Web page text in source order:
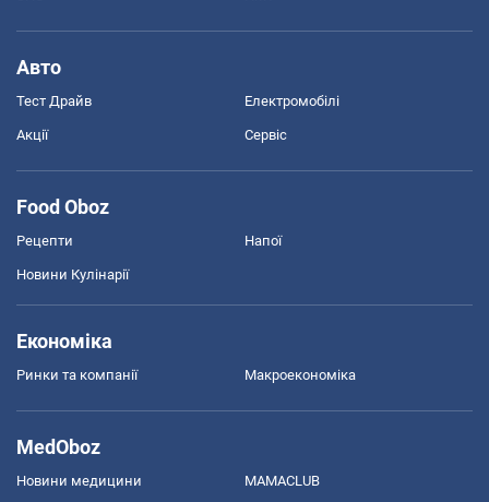
Авто
Тест Драйв Електромобілі
Акції Сервіс
Food Oboz
Рецепти Напої
Новини Кулінарії
Економіка
Ринки та компанії Макроекономіка
MedOboz
Новини медицини MAMACLUB